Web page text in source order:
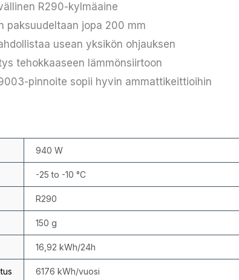
R290-kylmäaine
paksuudeltaan jopa 200 mm
usean yksikön ohjauksen
tehokkaaseen lämmönsiirtoon
pinnoite sopii hyvin ammattikeittioihin
940 W
-25 to -10 °C
R290
150 g
16,92 kWh/24h
6176 kWh/vuosi